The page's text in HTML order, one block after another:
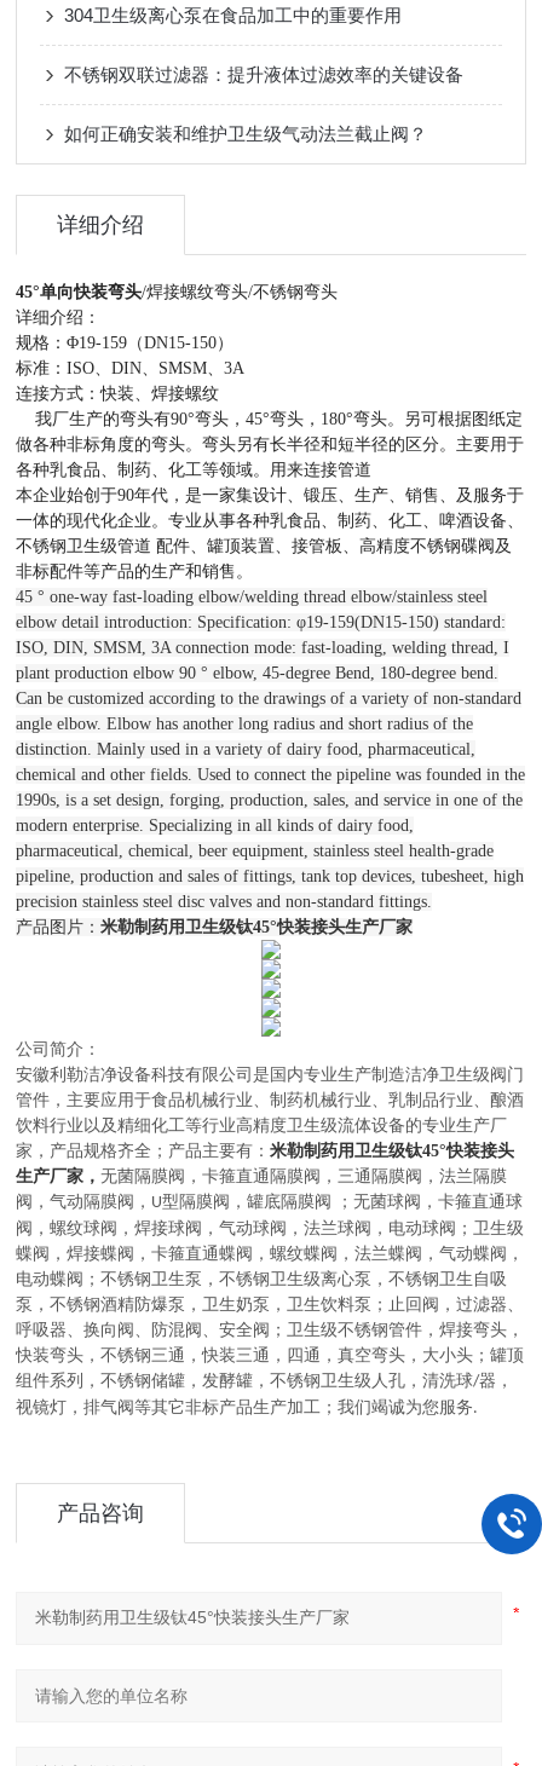
304卫生级离心泵在食品加工中的重要作用
不锈钢双联过滤器：提升液体过滤效率的关键设备
如何正确安装和维护卫生级气动法兰截止阀？
详细介绍
45°单向快装弯头/焊接螺纹弯头/不锈钢弯头
详细介绍：
规格：Φ19-159（DN15-150）
标准：ISO、DIN、SMSM、3A
连接方式：快装、焊接螺纹
我厂生产的弯头有90°弯头，45°弯头，180°弯头。另可根据图纸定
做各种非标角度的弯头。弯头另有长半径和短半径的区分。主要用于
各种乳食品、制药、化工等领域。用来连接管道
本企业始创于90年代，是一家集设计、锻压、生产、销售、及服务于
一体的现代化企业。专业从事各种乳食品、制药、化工、啤酒设备、
不锈钢卫生级管道 配件、罐顶装置、接管板、高精度不锈钢碟阀及
非标配件等产品的生产和销售。
45 ° one-way fast-loading elbow/welding thread elbow/stainless steel
elbow detail introduction: Specification: φ19-159(DN15-150) standard:
ISO, DIN, SMSM, 3A connection mode: fast-loading, welding thread, I
plant production elbow 90 ° elbow, 45-degree Bend, 180-degree bend.
Can be customized according to the drawings of a variety of non-standard
angle elbow. Elbow has another long radius and short radius of the
distinction. Mainly used in a variety of dairy food, pharmaceutical,
chemical and other fields. Used to connect the pipeline was founded in the
1990s, is a set design, forging, production, sales, and service in one of the
modern enterprise. Specializing in all kinds of dairy food,
pharmaceutical, chemical, beer equipment, stainless steel health-grade
pipeline, production and sales of fittings, tank top devices, tubesheet, high
precision stainless steel disc valves and non-standard fittings.
产品图片：米勒制药用卫生级钛45°快装接头生产厂家
公司简介：
安徽利勒洁净设备科技有限公司是 国内专业生产制造洁净卫生级阀门
管件，主要应用于食品机械行业、制药机械行业、乳制品行业、酿酒
饮料行业以及精细化工等行业高精度卫生级流体设备的专业生产厂
家， 产品规格齐全；产品主要有：米勒制药用卫生级钛45°快装接头
生产厂家，无菌隔膜阀 ，卡箍直通隔膜阀，三通隔膜阀，法兰隔膜
阀，气动隔膜阀， U型隔膜阀，罐底隔膜阀 ；无菌球阀 ，卡箍直通球
阀，螺纹球阀，焊接球阀，气动球阀，法兰球阀，电动球阀 ；卫生级
蝶阀 ，焊接蝶阀，卡箍直通蝶阀，螺纹蝶阀，法兰蝶阀，气动蝶阀，
电动蝶阀 ；不锈钢卫生泵 ，不锈钢卫生级离心泵，不锈钢卫生自吸
泵，不锈钢酒精防爆泵，卫生奶泵，卫生饮料泵 ； 止回阀，过滤器、
呼吸器、换向阀、防混阀、安全阀 ；卫生级不锈钢管件 ，焊接弯头，
快装弯头，不锈钢三通，快装三通，四通，真空弯头，大小头 ；罐顶
组件系列 ，不锈钢储罐，发酵罐，不锈钢卫生级人孔，清洗球/器，
视镜灯，排气阀等其它非标产品生产加工 ；我们竭诚为您服务.
产品咨询